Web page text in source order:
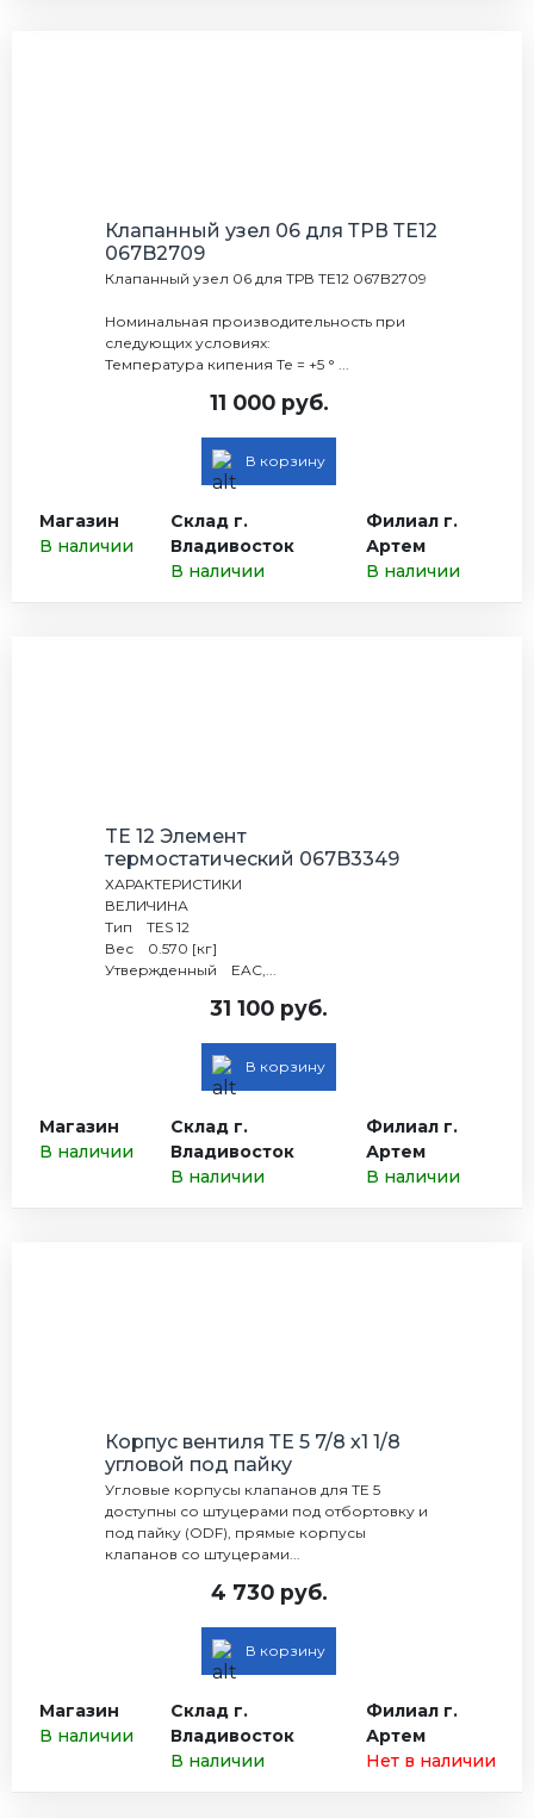
Клапанный узел 06 для ТРВ ТЕ12
067B2709
Клапанный узел 06 для ТРВ ТЕ12 067B2709
Номинальная производительность при
следующих условиях:
Температура кипения Те = +5 ° ...
11 000 руб.
В корзину
Магазин
В наличии
Склад г.
Владивосток
В наличии
Филиал г.
Артем
В наличии
TE 12 Элемент
термостатический 067B3349
ХАРАКТЕРИСТИКИ
ВЕЛИЧИНА
Тип TES 12
Вес 0.570 [кг]
Утвержденный EAC,...
31 100 руб.
В корзину
Магазин
В наличии
Склад г.
Владивосток
В наличии
Филиал г.
Артем
В наличии
Корпус вентиля ТЕ 5 7/8 х1 1/8
угловой под пайку
Угловые корпусы клапанов для TE 5
доступны со штуцерами под отбортовку и
под пайку (ODF), прямые корпусы
клапанов со штуцерами...
4 730 руб.
В корзину
Магазин
В наличии
Склад г.
Владивосток
В наличии
Филиал г.
Артем
Нет в наличии